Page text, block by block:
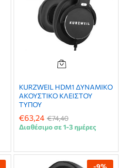
KURZWEIL HDM1 ΔΥΝΑΜΙΚΟ
ΑΚΟΥΣΤΙΚΟ ΚΛΕΙΣΤΟΥ
ΤΥΠΟΥ
€63,24 €74,40
Διαθέσιμο σε 1-3 ημέρες